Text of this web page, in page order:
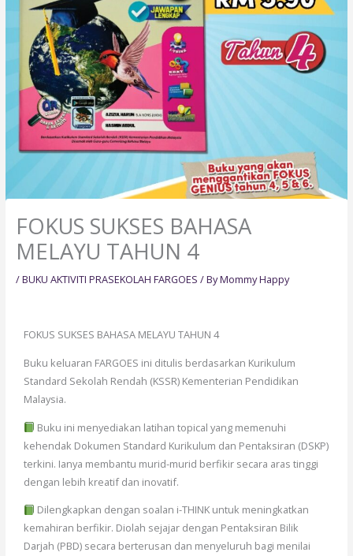
FOKUS SUKSES BAHASA
MELAYU TAHUN 4
/BUKU AKTIVITI PRASEKOLAH FARGOES / ByMommy Happy
FOKUS SUKSES BAHASA MELAYU TAHUN 4
Buku keluaran FARGOES ini ditulis berdasarkan Kurikulum
Standard Sekolah Rendah (KSSR) Kementerian Pendidikan
Malaysia.
Buku ini menyediakan latihan topical yang memenuhi
kehendak Dokumen Standard Kurikulum dan Pentaksiran (DSKP)
terkini. Ianya membantu murid-murid berfikir secara aras tinggi
dengan lebih kreatif dan inovatif.
Dilengkapkan dengan soalan i-THINK untuk meningkatkan
kemahiran berfikir. Diolah sejajar dengan Pentaksiran Bilik
Darjah (PBD) secara berterusan dan menyeluruh bagi menilai